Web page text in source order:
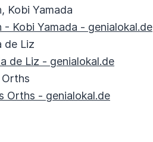
Kobi Yamada
- Kobi Yamada - genialokal.de
de Liz
de Liz - genialokal.de
Orths - genialokal.de